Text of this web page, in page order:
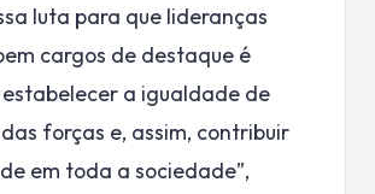
luta para que lideranças
cargos de destaque é
a igualdade de
forças e, assim, contribuir
em toda a sociedade”,